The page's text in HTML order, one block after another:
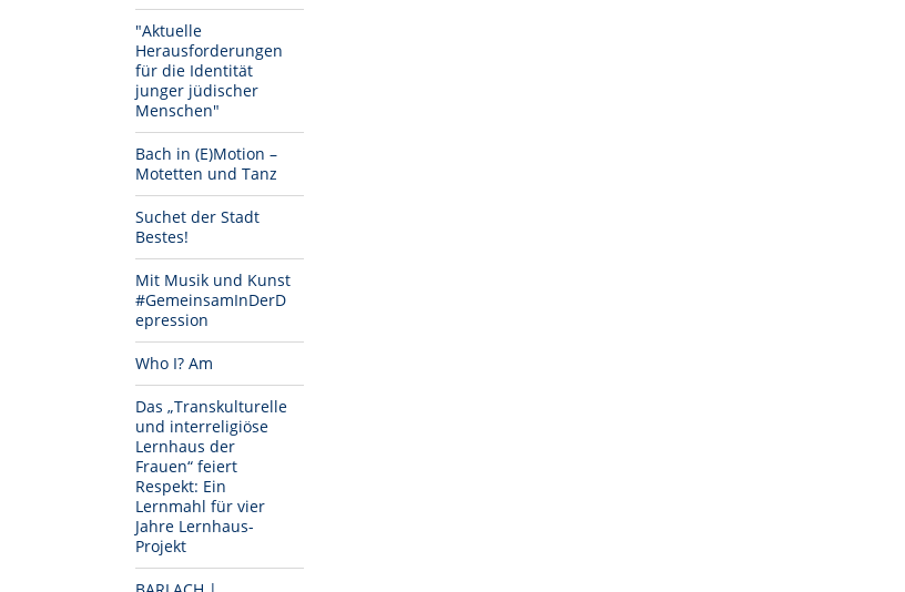
"Aktuelle
Herausforderungen
für die Identität
junger jüdischer
Menschen"
Bach in (E)Motion –
Motetten und Tanz
Suchet der Stadt
Bestes!
Mit Musik und Kunst
#GemeinsamInDerD
epression
Who I? Am
Das „Transkulturelle
und interreligiöse
Lernhaus der
Frauen“ feiert
Respekt: Ein
Lernmahl für vier
Jahre Lernhaus-
Projekt